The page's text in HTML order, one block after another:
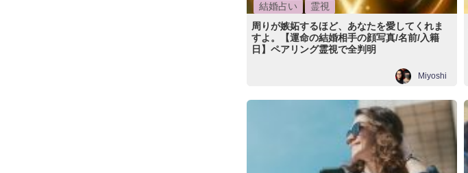
結婚占い
霊視
周りが嫉妬するほど、あなたを愛してくれま
すよ。【運命の結婚相手の顔写真/名前/入籍
日】ペアリング霊視で全判明
Miyoshi